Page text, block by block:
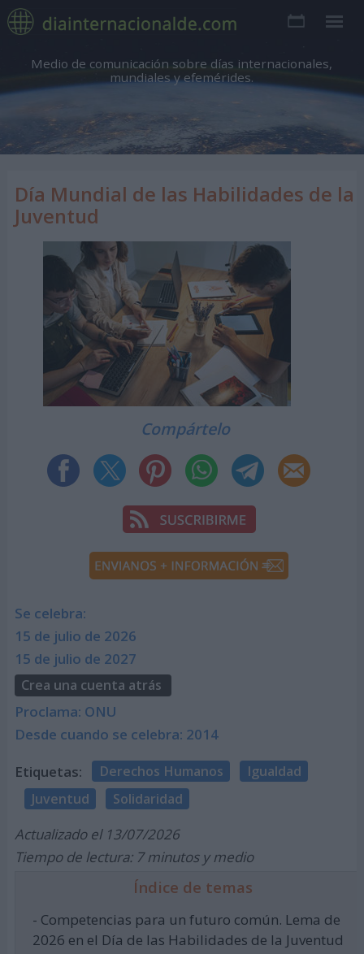
Medio de comunicación sobre días internacionales,
mundiales y efemérides.
Día Mundial de las Habilidades de la
Juventud
Compártelo
Se celebra:
15 de julio de 2026
15 de julio de 2027
Crea una cuenta atrás
Proclama: ONU
Desde cuando se celebra: 2014
Etiquetas: Derechos Humanos
Igualdad
Juventud
Solidaridad
Actualizado el 13/07/2026
Tiempo de lectura: 7 minutos y medio
Índice de temas
- Competencias para un futuro común. Lema de
2026 en el Día de las Habilidades de la Juventud